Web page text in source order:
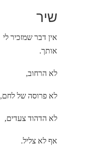
שיר
אין דבר שמזכיר לי
אותך.
לא הרחוב,
לא פרוסה של לחם,
לא הדהוד צעדים,
אף לא צליל.